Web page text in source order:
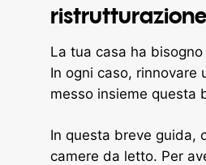
La tua casa ha
In ogni caso,
messo insieme questa
In questa breve guida,
camere da letto. Per